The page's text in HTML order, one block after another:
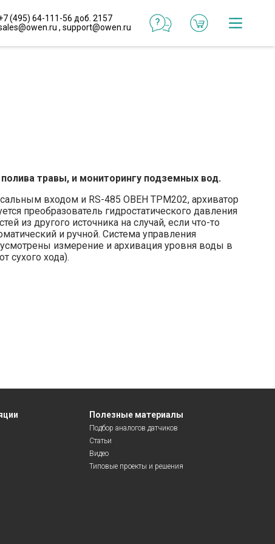
(495) 64-111-56 доб. 2157
, support@owen.ru
травы, и мониторингу подземных вод.
входом и RS-485 ОВЕН ТРМ202, архиватор
преобразователь гидростатического давления
из другого источника на случай, если что-то
и ручной. Система управления
измерение и архивация уровня воды в
сухого хода).
Полезные материалы
Подбор аналогов датчиков
Статьи
Видео
Типовые проекты и решения